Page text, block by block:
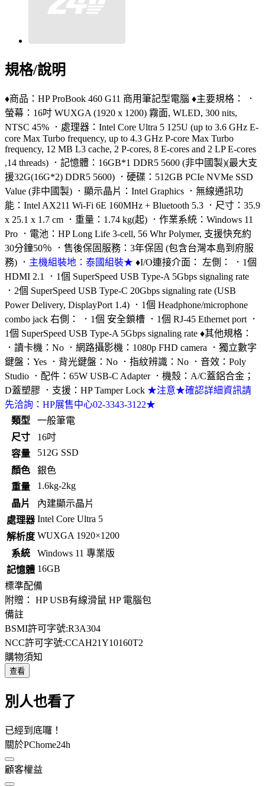
規格/說明
♦商品：HP ProBook 460 G11 商用筆記型電腦 ♦主要規格： ．
螢幕：16吋 WUXGA (1920 x 1200) 霧面, WLED, 300 nits,
NTSC 45% ．處理器：Intel Core Ultra 5 125U (up to 3.6 GHz E-
core Max Turbo frequency, up to 4.3 GHz P-core Max Turbo
frequency, 12 MB L3 cache, 2 P-cores, 8 E-cores and 2 LP E-cores
,14 threads) ．記憶體：16GB*1 DDR5 5600 (非中國製)(最大支
援32G(16G*2) DDR5 5600) ．硬碟：512GB PCIe NVMe SSD
Value (非中國製) ．顯示晶片：Intel Graphics ．無線通訊功
能：Intel AX211 Wi-Fi 6E 160MHz + Bluetooth 5.3 ．尺寸：35.9
x 25.1 x 1.7 cm ．重量：1.74 kg(起) ．作業系統：Windows 11
Pro ．電池：HP Long Life 3-cell, 56 Whr Polymer, 支援快充約
30分鐘50％ ．售後保固服務：3年保固 (包含台灣本島到府服
務) ． 主機組裝地：泰國組裝★ ♦I/O連接介面： 左側： ．1個
HDMI 2.1 ．1個 SuperSpeed USB Type-A 5Gbps signaling rate
．2個 SuperSpeed USB Type-C 20Gbps signaling rate (USB
Power Delivery, DisplayPort 1.4) ．1個 Headphone/microphone
combo jack 右側： ．1個 安全鎖槽 ．1個 RJ-45 Ethernet port ．
1個 SuperSpeed USB Type-A 5Gbps signaling rate ♦其他規格：
．讀卡機：No ．網路攝影機：1080p FHD camera ．獨立數字
鍵盤：Yes ．背光鍵盤：No ．指紋辨識：No ．音效：Poly
Studio ．配件：65W USB-C Adapter ．機殼：A/C蓋鋁合金；
D蓋塑膠 ．支援：HP Tamper Lock ★注意★確認詳細資訊請
先洽詢：HP展售中心02-3343-3122★
類型
一般筆電
尺寸
16吋
容量
512G SSD
顏色
銀色
重量
1.6kg-2kg
晶片
內建顯示晶片
處理器 Intel Core Ultra 5
解析度 WUXGA 1920×1200
系統
Windows 11 專業版
記憶體 16GB
標準配備
附贈： HP USB有線滑鼠 HP 電腦包
備註
BSMI許可字號:R3A304
NCC許可字號:CCAH21Y10160T2
購物須知
查看
別人也看了
已經到底囉！
關於PChome24h
顧客權益